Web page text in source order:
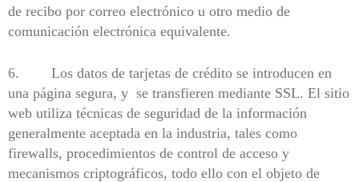
de recibo por correo electrónico u otro medio de
comunicación electrónica equivalente.
6. Los datos de tarjetas de crédito se introducen en
una página segura, y se transfieren mediante SSL. El sitio
web utiliza técnicas de seguridad de la información
generalmente aceptada en la industria, tales como
firewalls, procedimientos de control de acceso y
mecanismos criptográficos, todo ello con el objeto de